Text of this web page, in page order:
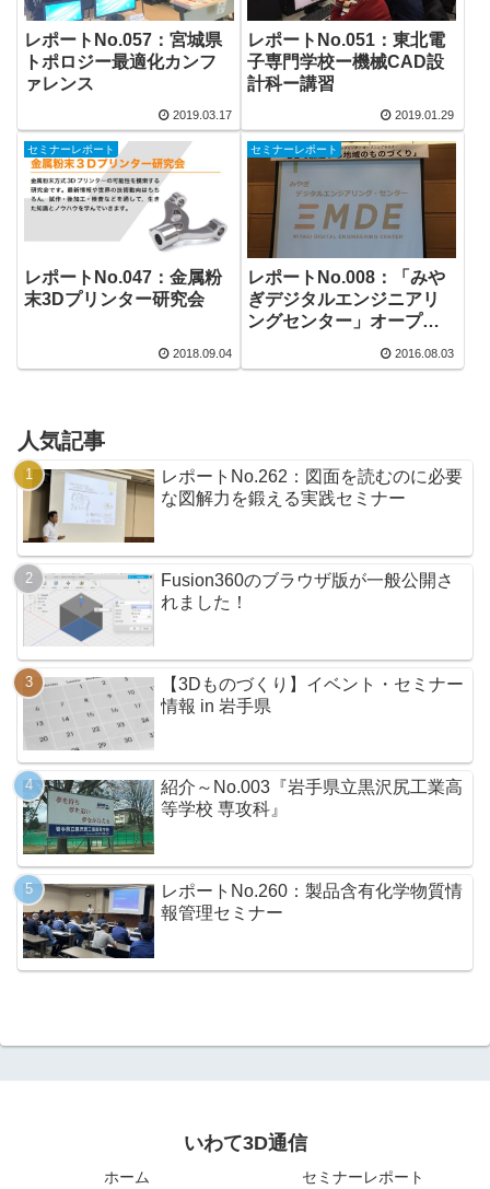
レポートNo.057：宮城県
トポロジー最適化カンフ
ァレンス
2019.03.17
レポートNo.051：東北電
子専門学校ー機械CAD設
計科ー講習
2019.01.29
セミナーレポート
レポートNo.047：金属粉
末3Dプリンター研究会
2018.09.04
セミナーレポート
レポートNo.008：「みや
ぎデジタルエンジニアリ
ングセンター」オープン
2016.08.03
人気記事
レポートNo.262：図面を読むのに必要
な図解力を鍛える実践セミナー
Fusion360のブラウザ版が一般公開さ
れました！
【3Dものづくり】イベント・セミナー
情報 in 岩手県
紹介～No.003『岩手県立黒沢尻工業高
等学校 専攻科』
レポートNo.260：製品含有化学物質情
報管理セミナー
いわて3D通信
ホーム セミナーレポート